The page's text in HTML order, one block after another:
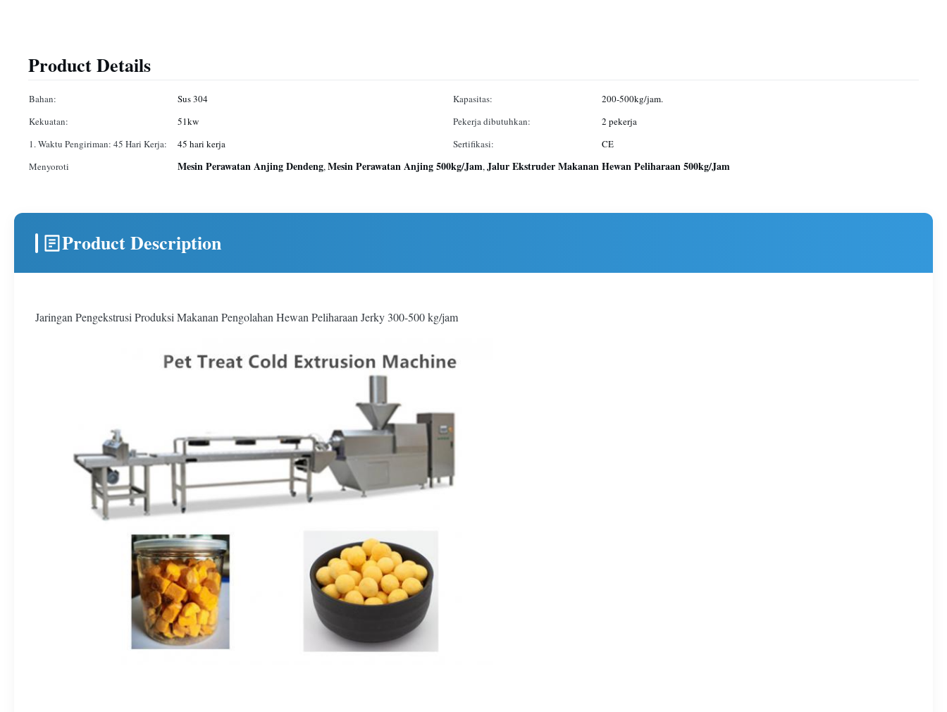
Product Details
Bahan: Sus 304 Kapasitas:
200-500kg/jam.
Kekuatan:
51kw Pekerja dibutuhkan:
2 pekerja
1. Waktu Pengiriman: 45 Hari Kerja:
45 hari kerja Sertifikasi:
CE
Menyoroti
Mesin Perawatan Anjing Dendeng,Mesin Perawatan Anjing 500kg/Jam,Jalur Ekstruder Makanan Hewan Peliharaan 500kg/Jam
Product Description
Jaringan Pengekstrusi Produksi Makanan Pengolahan Hewan Peliharaan Jerky 300-500 kg/jam